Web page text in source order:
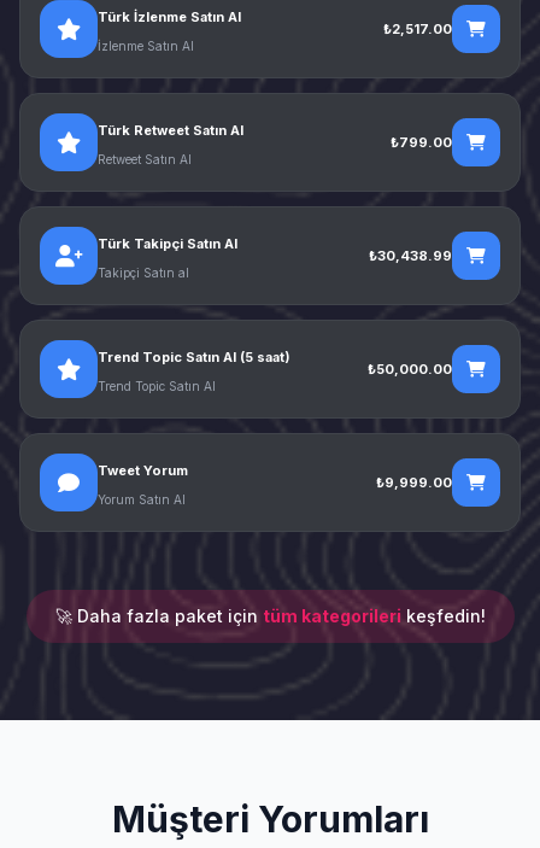
Türk İzlenme Satın Al
İzlenme Satın Al
₺2,517.00
Türk Retweet Satın Al
Retweet Satın Al
₺799.00
Türk Takipçi Satın Al
Takipçi Satın al
₺30,438.99
Trend Topic Satın Al (5 saat)
Trend Topic Satın Al
₺50,000.00
Tweet Yorum
Yorum Satın Al
₺9,999.00
🚀 Daha fazla paket için tüm kategorilerikeşfedin!
Müşteri Yorumları